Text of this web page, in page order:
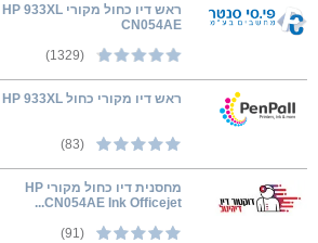
ראש דיו כחול מקורי HP 933XL
CN054AE
(1329)
ראש דיו מקורי כחול HP 933XL
(83)
מחסנית דיו כחול מקורי HP
CN054AE Ink Officejet...
(91)